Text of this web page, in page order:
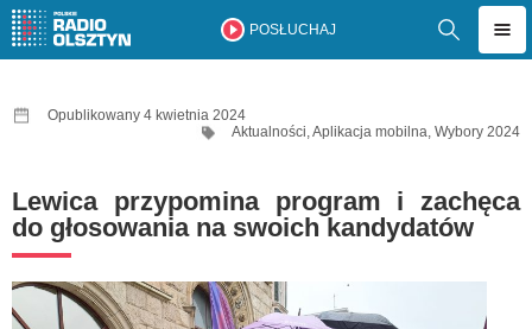
POSŁUCHAJ
Opublikowany 4 kwietnia 2024
Aktualności,Aplikacja mobilna, Wybory 2024
Lewica przypomina program i zachęca
do głosowania na swoich kandydatów